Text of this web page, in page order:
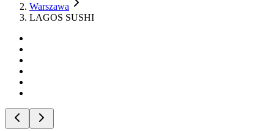
Warszawa
LAGOS SUSHI